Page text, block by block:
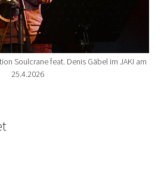
Soulcrane feat. Denis Gäbel im JAKI am
25.4.2026